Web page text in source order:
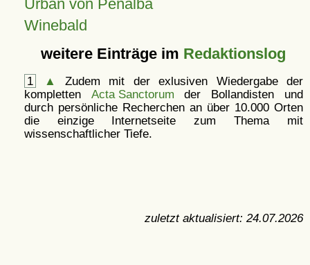
Urban von Peñalba
Winebald
weitere Einträge im Redaktionslog
1 ▲
Zudem mit der exlusiven Wiedergabe der
kompletten Acta Sanctorum der Bollandisten und
durch persönliche Recherchen an über 10.000 Orten
die einzige Internetseite zum Thema mit
wissenschaftlicher Tiefe.
zuletzt aktualisiert: 24.07.2026